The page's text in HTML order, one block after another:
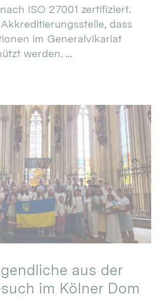
ISO 27001 zertifiziert.
dass
im Generalvikariat
werden. ...
aus der
im Kölner Dom